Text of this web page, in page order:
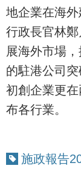
地企業在海外
行政長官林
展海外市場
的駐港公司
初創企業更
布各行業。
施政報告